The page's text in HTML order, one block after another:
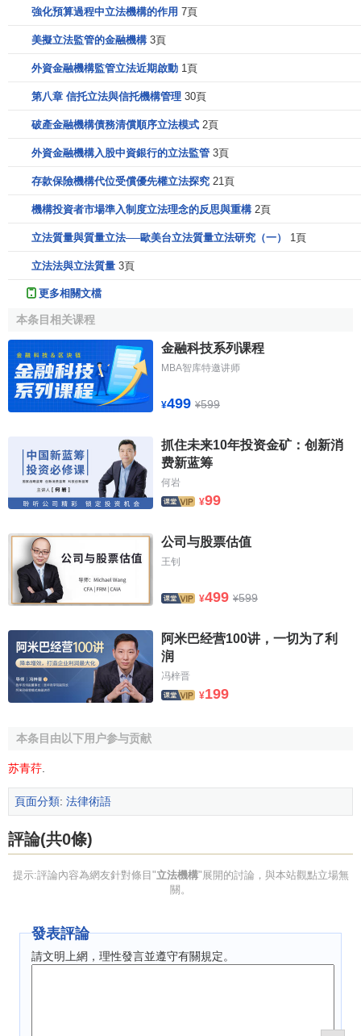
當代的立法機構最初產生於歐洲。最初只是君主不定期
議會制度也不相同。現代各國主流採用的三權分立制度中，
議會單獨掌握立法權。議會除了具有立法權外，通常都具有
運用稅款的權力。實施兩院制的國家或地區，一般下院掌握
運用。
部分國家對立法權又有不同的規範。荷蘭的國王不僅是
禮儀元首，尚掌握部分立法權。芬蘭的總統不僅是行政機構
首腦，也掌握部分立法權。而中華人民共和國的全國人民代
家元首、任命政府首腦和司法長官的權力，但不單獨掌握全
部立法權；行政機構（國務院）也有部分立法權，在一定範
圍內可以單獨頒佈具有次級
法律效力 的 行政法規
立法機構的職能
以及監察行政機構。立法機構的職權範圍一般都是由各國憲
法賦予。
立法機構行使的立法權是國家的最高權力。狹義上，立
法權僅指制定和修改憲法以及其他法律的權力，廣義上則還
包括了對國家重大問題的決定權，根據各國法律的不同，可
以包括國家元首的選舉和罷免、政府首腦和主要官員的任
免，財政預算的審批，戰爭與和平問題的決定等。
在一黨制國家中，立法機構的重要功能是使黨的統治合
策也由單一執政黨控制，使該黨的意志變為國家意志。而聯
合國、歐洲聯盟等政府間國際組織
家的立法機構不同，主要用來制定各種
以及議定與協調跨國性的重大事務。
相關條目
司法機構
強化預算過程中立法機構的作用 7頁
美擬立法監管的金融機構 3頁
外資金融機構監管立法近期啟動 1頁
第八章 信托立法與信托機構管理 30頁
破產金融機構債務清償順序立法模式 2頁
外資金融機構入股中資銀行的立法監管 3頁
存款保險機構代位受償優先權立法探究 21頁
機構投資者市場準入制度立法理念的反思與重構 2頁
立法質量與質量立法──歐美台立法質量立法研究（一） 1頁
立法法與立法質量 3頁
更多相關文檔
本条目相关课程
金融科技系列课程
MBA智库特邀讲师
¥499 ¥599
抓住未来10年投资金矿：创新消
费新蓝筹
何岩
¥99
公司与股票估值
王钊
¥499 ¥599
阿米巴经营100讲，一切为了利
润
冯梓晋
¥199
本条目由以下用户参与贡献
苏青荇
頁面分類: 法律術語
評論(共0條)
提示:評論內容為網友針對條目"立法機構"展開的討論，與本站觀點立場無
關。
發表評論
請文明上網，理性發言並遵守有關規定。